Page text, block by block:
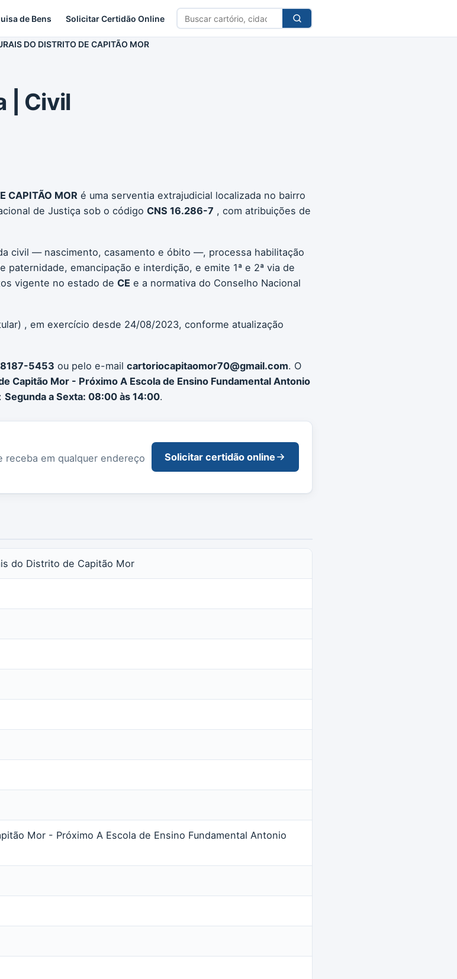
de Bens Solicitar Certidão Online
Buscar
cartório
DO DISTRITO DE CAPITÃO MOR
| Civil
CAPITÃO MOR é uma serventia extrajudicial localizada no bairro
de Justiça sob o código CNS 16.286-7 , com atribuições de
civil — nascimento, casamento e óbito —, processa habilitação
emancipação e interdição, e emite 1ª e 2ª via de
vigente no estado de CE e a normativa do Conselho Nacional
, em exercício desde 24/08/2023, conforme atualização
5453 ou pelo e-mail cartoriocapitaomor70@gmail.com. O
Capitão Mor - Próximo A Escola de Ensino Fundamental Antonio
Segunda a Sexta: 08:00 às 14:00.
em qualquer endereço
Solicitar certidão online
do Distrito de Capitão Mor
Mor - Próximo A Escola de Ensino Fundamental Antonio